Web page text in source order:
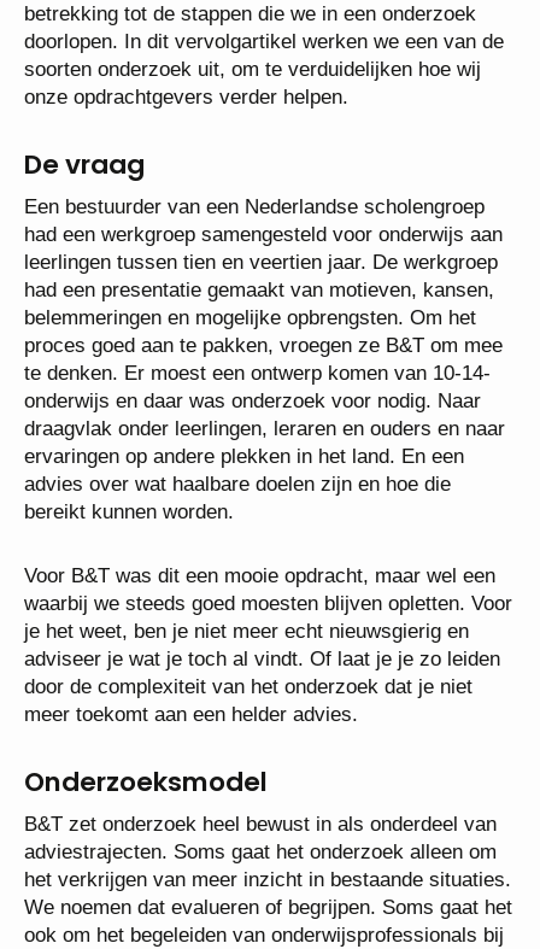
betrekking tot de stappen die we in een onderzoek
doorlopen. In dit vervolgartikel werken we een van de
soorten onderzoek uit, om te verduidelijken hoe wij
onze opdrachtgevers verder helpen.
De vraag
Een bestuurder van een Nederlandse scholengroep
had een werkgroep samengesteld voor onderwijs aan
leerlingen tussen tien en veertien jaar. De werkgroep
had een presentatie gemaakt van motieven, kansen,
belemmeringen en mogelijke opbrengsten. Om het
proces goed aan te pakken, vroegen ze B&T om mee
te denken. Er moest een ontwerp komen van 10-14-
onderwijs en daar was onderzoek voor nodig. Naar
draagvlak onder leerlingen, leraren en ouders en naar
ervaringen op andere plekken in het land. En een
advies over wat haalbare doelen zijn en hoe die
bereikt kunnen worden.
Voor B&T was dit een mooie opdracht, maar wel een
waarbij we steeds goed moesten blijven opletten. Voor
je het weet, ben je niet meer echt nieuwsgierig en
adviseer je wat je toch al vindt. Of laat je je zo leiden
door de complexiteit van het onderzoek dat je niet
meer toekomt aan een helder advies.
Onderzoeksmodel
B&T zet onderzoek heel bewust in als onderdeel van
adviestrajecten. Soms gaat het onderzoek alleen om
het verkrijgen van meer inzicht in bestaande situaties.
We noemen dat evalueren of begrijpen. Soms gaat het
ook om het begeleiden van onderwijsprofessionals bij